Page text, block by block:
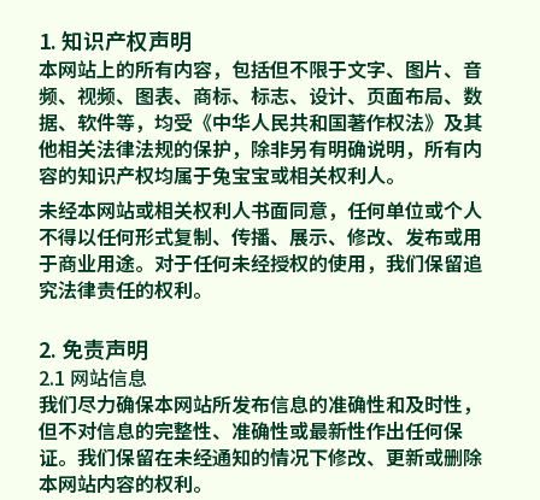
胶粘材料
工装产品
UNICO
地板
木门
家配
发展历程
品牌优势
联系我们
门店查询
合作伙伴查询
防伪查询
售后服务
违规投诉
资讯中心
知识百科
品牌视频
招商加盟
大客户合作
基本信息
公司公告
1. 知识产权声明
本网站上的所有内容，包括但不限于文字、图片、音
频、视频、图表、商标、标志、设计、页面布局、数
据、软件等，均受《中华人民共和国著作权法》及其
他相关法律法规的保护，除非另有明确说明，所有内
容的知识产权均属于兔宝宝或相关权利人。
未经本网站或相关权利人书面同意，任何单位或个人
不得以任何形式复制、传播、展示、修改、发布或用
于商业用途。对于任何未经授权的使用，我们保留追
究法律责任的权利。
2. 免责声明
2.1 网站信息
我们尽力确保本网站所发布信息的准确性和及时性，
但不对信息的完整性、准确性或最新性作出任何保
证。我们保留在未经通知的情况下修改、更新或删除
本网站内容的权利。